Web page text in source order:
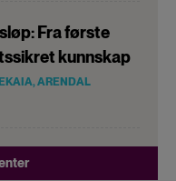
Fra første
kunnskap
ARENDAL